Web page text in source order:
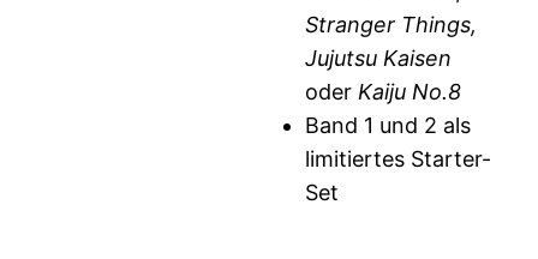
Stranger Things,
Jujutsu Kaisen
oder Kaiju No.8
Band 1 und 2 als
limitiertes Starter-
Set